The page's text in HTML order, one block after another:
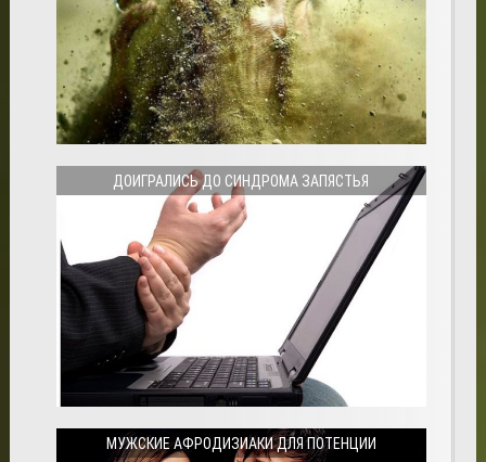
ДОИГРАЛИСЬ ДО СИНДРОМА ЗАПЯСТЬЯ
МУЖСКИЕ АФРОДИЗИАКИ ДЛЯ ПОТЕНЦИИ